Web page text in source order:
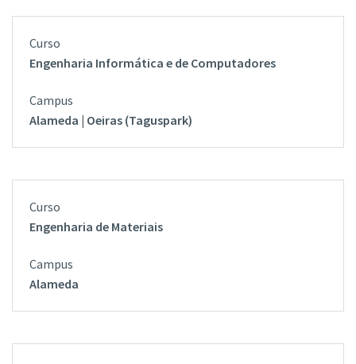
Engenharia Informática e de Computadores
Alameda | Oeiras (Taguspark)
Engenharia de Materiais
Alameda